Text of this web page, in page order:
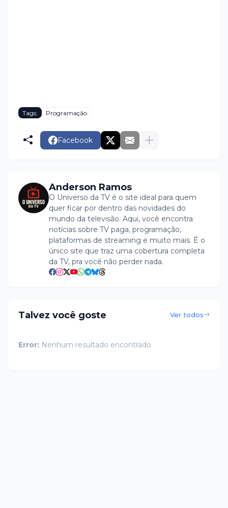
Tags: Programação
Facebook
Anderson Ramos
O Universo da TV é o site ideal para quem
quer ficar por dentro das novidades do
mundo da televisão. Aqui, você encontra
notícias sobre TV paga, programação,
plataformas de streaming e muito mais. É o
único site que traz uma cobertura completa
da TV, pra você não perder nada.
Talvez você goste Ver todos
Error: Nenhum resultado encontrado